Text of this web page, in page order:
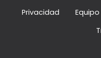
Privacidad
Equipo